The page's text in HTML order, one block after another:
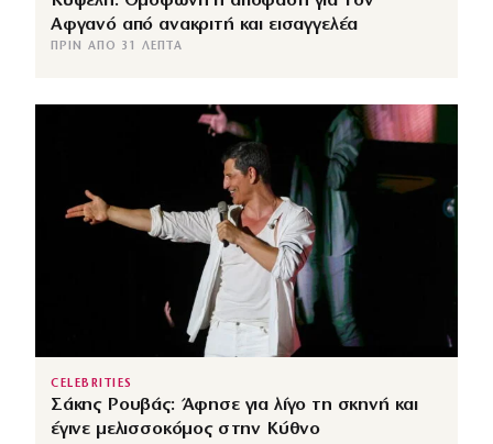
Αφγανό από ανακριτή και εισαγγελέα
ΠΡΙΝ ΑΠΌ 31 ΛΕΠΤΆ
CELEBRITIES
Σάκης Ρουβάς: Άφησε για λίγο τη σκηνή και
έγινε μελισσοκόμος στην Κύθνο